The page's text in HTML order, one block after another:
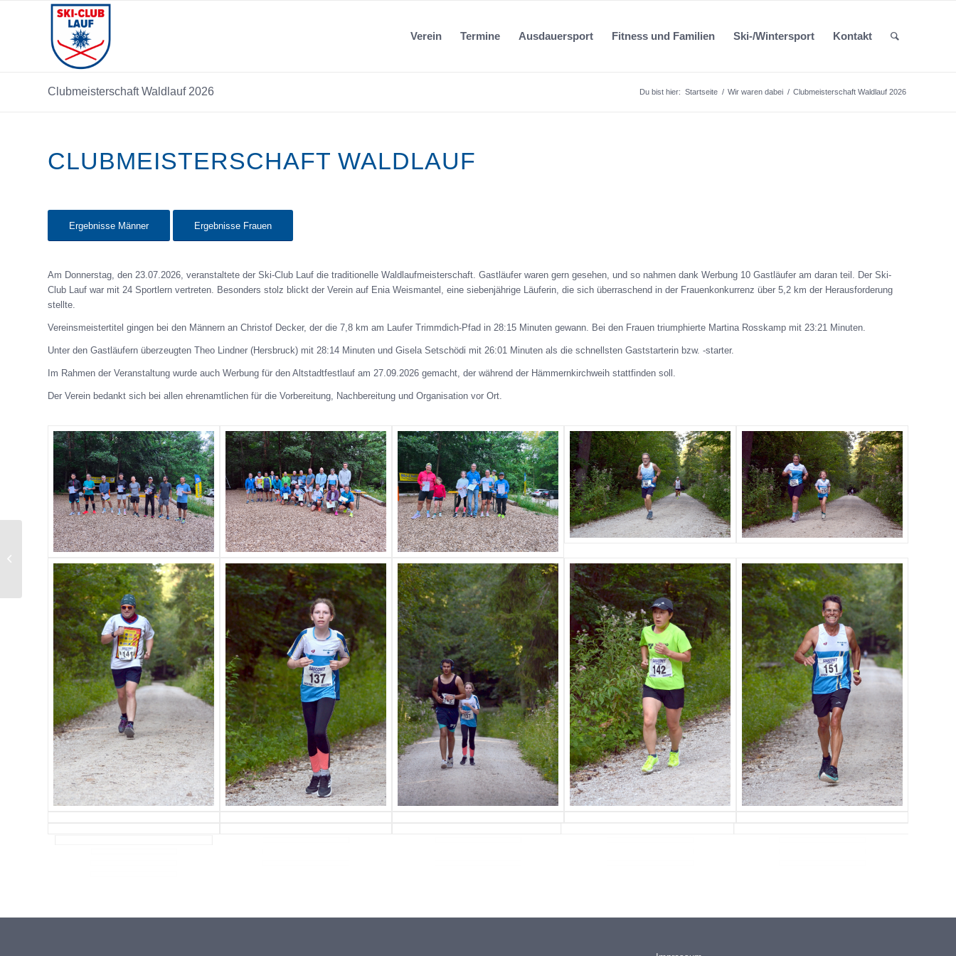
Verein Termine Ausdauersport Fitness und Familien Ski-/Wintersport Kontakt
Clubmeisterschaft Waldlauf 2026 Du bist hier: Startseite / Wir waren dabei / Clubmeisterschaft Waldlauf 2026
CLUBMEISTERSCHAFT WALDLAUF
Ergebnisse Männer Ergebnisse Frauen
Am Donnerstag, den 23.07.2026, veranstaltete der Ski-Club Lauf die traditionelle Waldlaufmeisterschaft. Gastläufer waren gern gesehen, und so nahmen dank Werbung 10 Gastläufer am daran teil. Der Ski-
Club Lauf war mit 24 Sportlern vertreten. Besonders stolz blickt der Verein auf Enia Weismantel, eine siebenjährige Läuferin, die sich überraschend in der Frauenkonkurrenz über 5,2 km der Herausforderung
stellte.
Vereinsmeistertitel gingen bei den Männern an Christof Decker, der die 7,8 km am Laufer Trimmdich-Pfad in 28:15 Minuten gewann. Bei den Frauen triumphierte Martina Rosskamp mit 23:21 Minuten.
Unter den Gastläufern überzeugten Theo Lindner (Hersbruck) mit 28:14 Minuten und Gisela Setschödi mit 26:01 Minuten als die schnellsten Gaststarterin bzw. -starter.
Im Rahmen der Veranstaltung wurde auch Werbung für den Altstadtfestlauf am 27.09.2026 gemacht, der während der Hämmernkirchweih stattfinden soll.
Der Verein bedankt sich bei allen ehrenamtlichen für die Vorbereitung, Nachbereitung und Organisation vor Ort.
Saisonabschluss
Kinderturnen